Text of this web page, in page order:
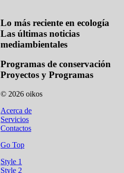
Lo más reciente en ecología
Las últimas noticias
mediambientales
Programas de conservación
Proyectos y Programas
© 2026 oikos
Acerca de
Servicios
Contactos
Go Top
Style 1
Style 2